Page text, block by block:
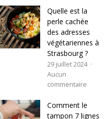
Quelle est la
perle cachée
des adresses
végétariennes à
Strasbourg ?
29 juillet 2024
Aucun
commentaire
Comment le
tampon 7 lignes